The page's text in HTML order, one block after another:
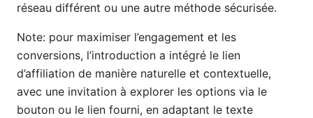
réseau différent ou une autre méthode sécurisée.
Note: pour maximiser l’engagement et les
conversions, l’introduction a intégré le lien
d’affiliation de manière naturelle et contextuelle,
avec une invitation à explorer les options via le
bouton ou le lien fourni, en adaptant le texte